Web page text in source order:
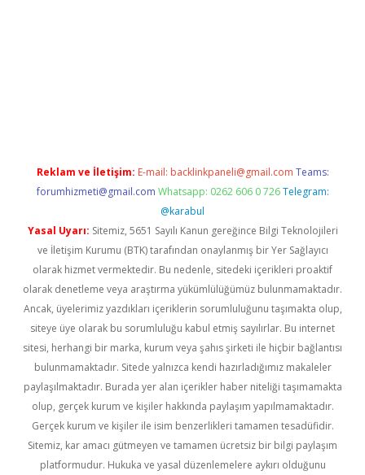
Reklam ve İletişim: E-mail: backlinkpaneli@gmail.com Teams:
forumhizmeti@gmail.com Whatsapp: 0262 606 0 726 Telegram:
@karabul
Yasal Uyarı: Sitemiz, 5651 Sayılı Kanun gereğince Bilgi Teknolojileri
ve İletişim Kurumu (BTK) tarafından onaylanmış bir Yer Sağlayıcı
olarak hizmet vermektedir. Bu nedenle, sitedeki içerikleri proaktif
olarak denetleme veya araştırma yükümlülüğümüz bulunmamaktadır.
Ancak, üyelerimiz yazdıkları içeriklerin sorumluluğunu taşımakta olup,
siteye üye olarak bu sorumluluğu kabul etmiş sayılırlar. Bu internet
sitesi, herhangi bir marka, kurum veya şahıs şirketi ile hiçbir bağlantısı
bulunmamaktadır. Sitede yalnızca kendi hazırladığımız makaleler
paylaşılmaktadır. Burada yer alan içerikler haber niteliği taşımamakta
olup, gerçek kurum ve kişiler hakkında paylaşım yapılmamaktadır.
Gerçek kurum ve kişiler ile isim benzerlikleri tamamen tesadüfidir.
Sitemiz, kar amacı gütmeyen ve tamamen ücretsiz bir bilgi paylaşım
platformudur. Hukuka ve yasal düzenlemelere aykırı olduğunu